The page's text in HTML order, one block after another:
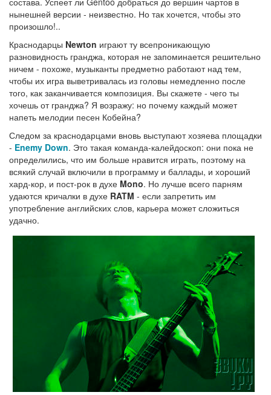
нынешней версии - неизвестно. Но так хочется, чтобы это
произошло!..
Краснодарцы Newton играют ту всепроникающую
разновидность гранджа, которая не запоминается решительно
ничем - похоже, музыканты предметно работают над тем,
чтобы их игра выветривалась из головы немедленно после
того, как заканчивается композиция. Вы скажете - чего ты
хочешь от гранджа? Я возражу: но почему каждый может
напеть мелодии песен Кобейна?
Следом за краснодарцами вновь выступают хозяева площадки
- Enemy Down. Это такая команда-калейдоскоп: они пока не
определились, что им больше нравится играть, поэтому на
всякий случай включили в программу и баллады, и хороший
хард-кор, и пост-рок в духе Mono. Но лучше всего парням
удаются кричалки в духе RATM - если запретить им
употребление английских слов, карьера может сложиться
удачно.